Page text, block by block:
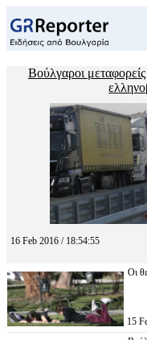
Βούλγαροι
16 Feb 2016 / 18:54:55
Οι
15